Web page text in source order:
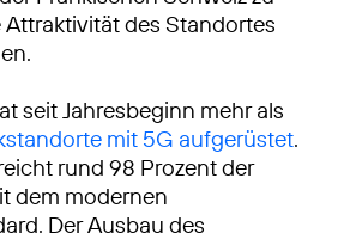
des Standortes
seit Jahresbeginn mehr als
mit 5G aufgerüstet.
rund 98 Prozent der
dem modernen
Der Ausbau des